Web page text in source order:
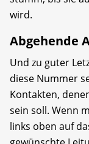
wird.
Abgehende
Und zu guter
diese Nummer
Kontakten,
sein soll. Wenn
links oben auf